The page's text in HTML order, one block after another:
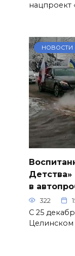
нацпроект
НОВОСТИ
в
322
С 25
Целинском